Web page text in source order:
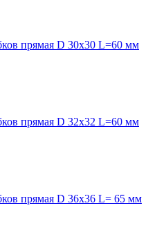
прямая D 30х30 L=60 мм
прямая D 32х32 L=60 мм
прямая D 36х36 L= 65 мм